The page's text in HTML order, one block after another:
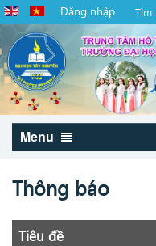
Đăng nhập
Menu
Thông báo
Tiêu đề